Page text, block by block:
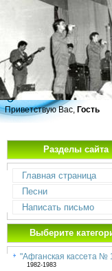
Приветствую Вас, Гость
Разделы сайта
Главная страница
Песни
Написать письмо
Выберите
"Афганская кассета №
1982-1983